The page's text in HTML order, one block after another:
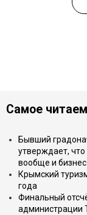
Самое
Бывший
утверждает,
вообще и
Крымский
года
Финальный
администрации